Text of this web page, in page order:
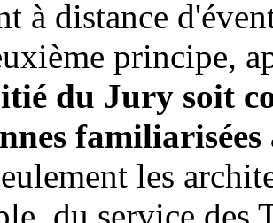
à distance
principe,
du Jury soit
les